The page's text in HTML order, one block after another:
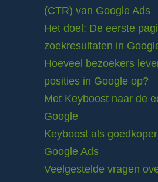
(CTR) van Google Ads
Het doel: De eerste
zoekresultaten in
Hoeveel bezoekers
posities in Google op?
Met Keyboost naar de
Google
Keyboost als
Google Ads
Veelgestelde vragen